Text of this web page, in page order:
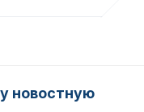
новостную